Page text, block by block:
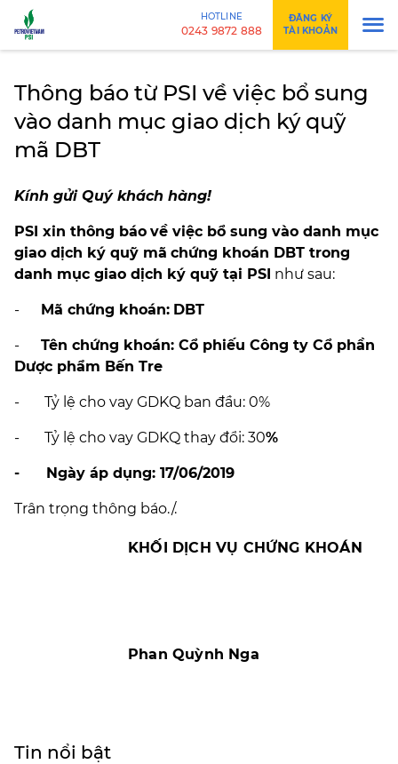
HOTLINE
0243 9872 888
ĐĂNG KÝ
TÀI KHOẢN
Thông báo từ PSI về việc bổ sung
vào danh mục giao dịch ký quỹ
mã DBT
Kính gửi Quý khách hàng!
PSI xin thông báo về việc bổ sung vào danh mục
giao dịch ký quỹ mã chứng khoán DBT trong
danh mục giao dịch ký quỹ tại PSI như sau:
- Mã chứng khoán: DBT
- Tên chứng khoán: Cổ phiếu Công ty Cổ phần
Dược phẩm Bến Tre
- Tỷ lệ cho vay GDKQ ban đầu: 0%
- Tỷ lệ cho vay GDKQ thay đổi: 30%
- Ngày áp dụng: 17/06/2019
Trân trọng thông báo./.
KHỐI DỊCH VỤ CHỨNG KHOÁN
Phan Quỳnh Nga
Tin nổi bật